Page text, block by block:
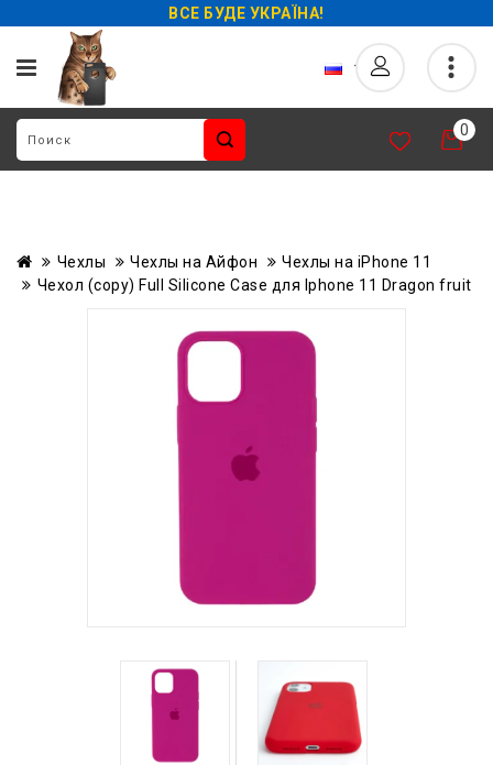
ВСЕ БУДЕ УКРАЇНА!
0
Чехлы Чехлы на Айфон
Чехлы на iPhone 11
Чехол (copy) Full Silicone Case для Iphone 11 Dragon fruit